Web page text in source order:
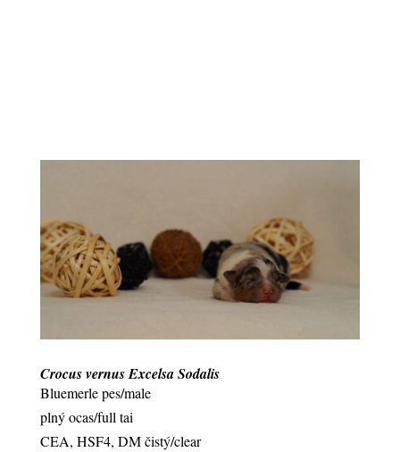
Crocus vernus Excelsa Sodalis
Bluemerle pes/male
plný ocas/full tai
CEA, HSF4, DM čistý/clear